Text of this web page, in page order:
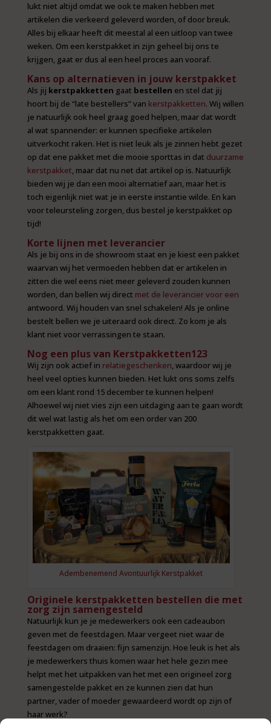
lukt niet altijd omdat we ook te maken hebben met
artikelen die verkeerd geleverd worden, of door breuk.
Alles bij elkaar heeft dit meestal al een uitloop van twee
weken. Om een kerstpakket in zijn geheel bij ons te
krijgen, gaat er dus al een heel proces aan vooraf.
Kans op alternatieven in jouw kerstpakket
Als jij kerstpakketten gaat bestellen en stel dat jij
hoort bij de “late bestellers” van kerstpakketten. Wij willen
je natuurlijk ook heel graag goed helpen, maar dat wordt
al wat spannender: er kunnen specifieke artikelen
uitverkocht raken. Het is niet leuk als je zinnen hebt gezet
op dat ene pakket met die mooie sporttas in dat duurzame
kerstpakket, maar dat nu net dat artikel op is. Natuurlijk
bieden wij je dan een mooi alternatief aan, maar het is
toch eigenlijk niet wat je in eerste instantie wilde. En kan
voor teleursteling zorgen, dus bestel je kerstpakket op
tijd!
Korte lijnen met leverancier
Als je bij ons in de showroom staat en je kiest een pakket
waarvan wij het vermoeden hebben dat er artikelen in
zitten die wel eens niet meer geleverd zouden kunnen
worden, dan bellen wij direct met de leverancier voor een
antwoord. Wij houden van snel schakelen! Als je online
bestelt bellen we je uiteraard ook direct. Zo kom je als
klant niet voor verrassingen te staan.
Nog een plus van Kerstpakketten123
Wij zijn ook actief in relatiegeschenken, waardoor wij je
heel veel opties kunnen bieden. Het lukt ons soms zelfs
om een klant rond 15 december te kunnen helpen!
Alhoewel wij niet vies zijn een uitdaging aan te gaan wordt
dit wel wat lastig als het om een order van 200
kerstpakketten gaat.
Adembenemend Avontuurlijk Kerstpakket
Originele kerstpakketten bestellen die met
zorg zijn samengesteld
Natuurlijk kun je je medewerkers ook een cadeaubon
geven met de feestdagen. Maar vergeet niet waar de
feestdagen om draaien: fijn samenzijn. Hoe leuk is het als
je medewerkers thuis komen waar het hele gezin mee
helpt met het uitpakken van het met een origineel zorg
samengestelde pakket en ze kunnen zien dat hun
partner, vader of moeder gewaardeerd wordt op zijn of
haar werk?